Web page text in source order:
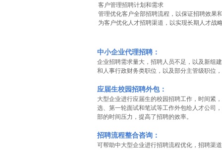
客户管理招聘计划和需求
管理优化客户全部招聘流程，以保证招聘效果
为客户优化人才招聘渠道，以实现长期人才战
中小企业代理招聘 ：
企业招聘需求量大，招聘人员不足，以及新组
和 人事行政财务类职位，以及部分主管级职位
应届生校园招聘外包：
大型企业进行应届生的校园招聘工作，时间紧
选、第一轮面试和笔试等工作外包给人才公司
部的时间压力 ，提高了招聘的效率。
招聘流程整合咨询：
可帮助中大型企业进行招聘流程优化 ， 招聘渠道